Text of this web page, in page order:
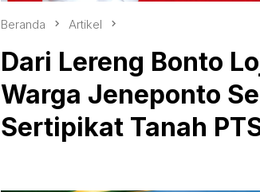
Beranda Artikel
Dari Lereng Bonto
Warga Jeneponto
Sertipikat Tanah